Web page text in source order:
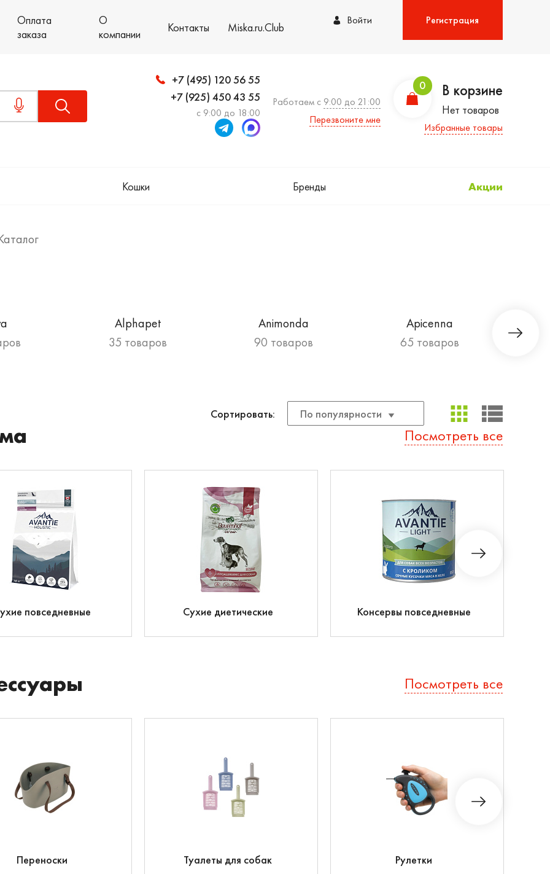
Оплата
заказа
О
компании
Контакты Miska.ru.Club Войти Регистрация
+7 (495) 120 56 55
+7 (925) 450 43 55
с 9:00 до 18:00
Работаем с 9:00 до 21:00
Перезвоните мне
0 В корзине
Нет товаров
Избранные товары
Кошки Бренды Акции
Alphapet
35 товаров
Animonda
90 товаров
Apicenna
65 товаров
Сортировать: По популярности
Посмотреть все
повседневные Сухие диетические Консервы повседневные
Посмотреть все
Переноски Туалеты для собак Рулетки